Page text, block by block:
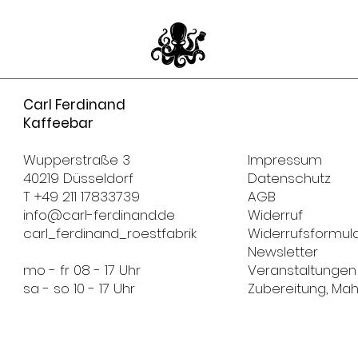
besonderes
40211 Düsseldorf
Die Frist ist
Ablauf der Frist
Carl Ferdinand
Kaffeebar
Wupperstraße 3
40219 Düsseldorf
T +49 211 17833739
info@carl-ferdinand.de
carl_ferdinand_roestfabrik
mo - fr 08 - 17 Uhr
sa - so 10 - 17 Uhr
Impressum
Datenschutz
AGB
Widerruf
Newsletter
Veranstaltungen
Zubereitung,